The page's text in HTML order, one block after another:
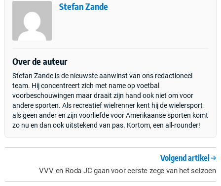
Stefan Zande
Over de auteur
Stefan Zande is de nieuwste aanwinst van ons redactioneel
team. Hij concentreert zich met name op voetbal
voorbeschouwingen maar draait zijn hand ook niet om voor
andere sporten. Als recreatief wielrenner kent hij de wielersport
als geen ander en zijn voorliefde voor Amerikaanse sporten komt
zo nu en dan ook uitstekend van pas. Kortom, een all-rounder!
Volgend artikel
VVV en Roda JC gaan voor eerste zege van het seizoen